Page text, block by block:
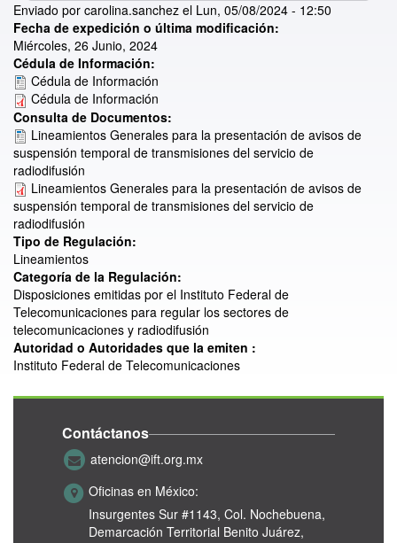
Enviado por carolina.sanchez el Lun, 05/08/2024 - 12:50
Fecha de expedición o última modificación:
Miércoles, 26 Junio, 2024
Cédula de Información:
Cédula de Información
Cédula de Información
Consulta de Documentos:
Lineamientos Generales para la presentación de avisos de
suspensión temporal de transmisiones del servicio de
radiodifusión
Lineamientos Generales para la presentación de avisos de
suspensión temporal de transmisiones del servicio de
radiodifusión
Tipo de Regulación:
Lineamientos
Categoría de la Regulación:
Disposiciones emitidas por el Instituto Federal de
Telecomunicaciones para regular los sectores de
telecomunicaciones y radiodifusión
Autoridad o Autoridades que la emiten :
Instituto Federal de Telecomunicaciones
Contáctanos
atencion@ift.org.mx
Oficinas en México:
Insurgentes Sur #1143, Col. Nochebuena,
Demarcación Territorial Benito Juárez,